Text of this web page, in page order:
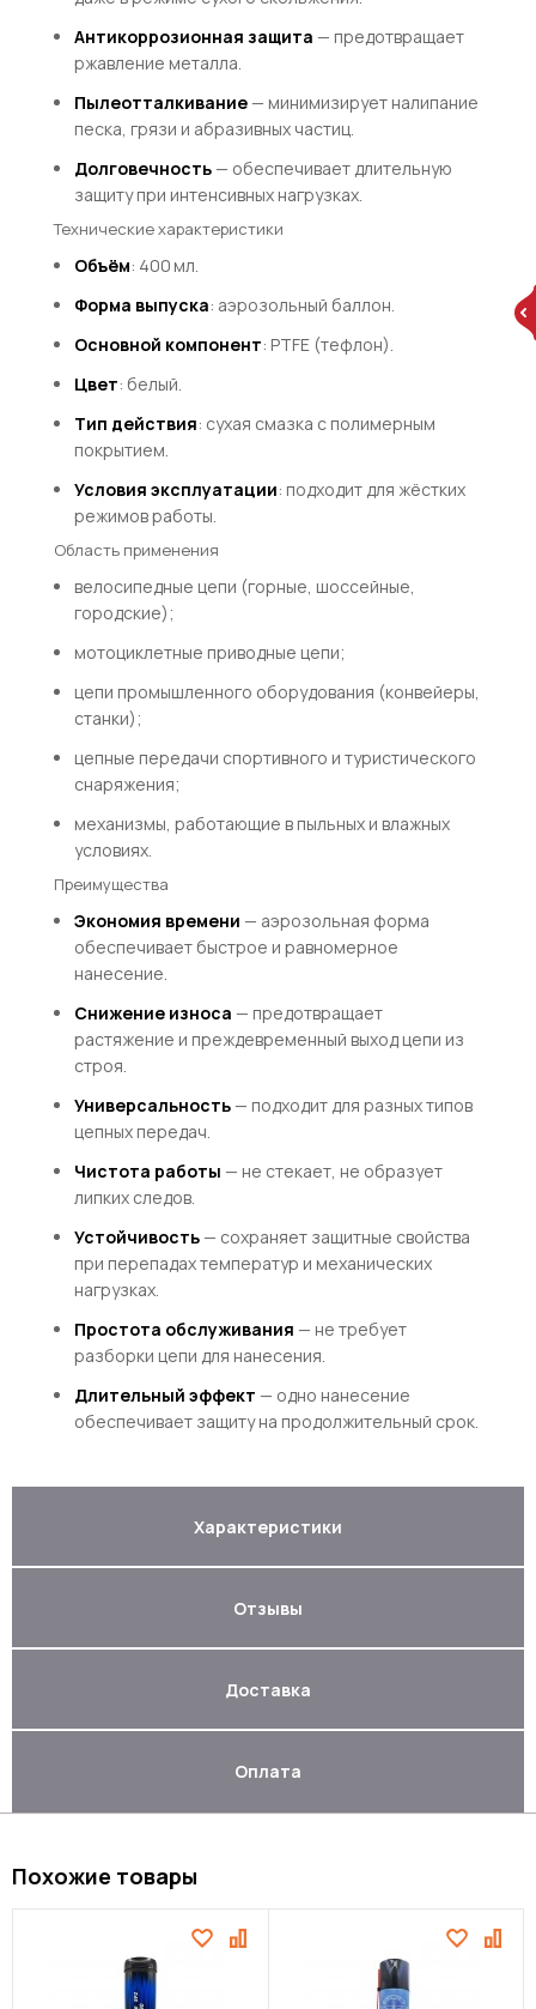
Антикоррозионная защита — предотвращает
ржавление металла.
Пылеотталкивание— минимизирует налипание
песка, грязи и абразивных частиц.
Долговечность— обеспечивает длительную
защиту при интенсивных нагрузках.
Технические характеристики
Объём: 400 мл.
Форма выпуска: аэрозольный баллон.
Основной компонент: PTFE (тефлон).
Цвет: белый.
Тип действия: сухая смазка с полимерным
покрытием.
Условия эксплуатации: подходит для жёстких
режимов работы.
Область применения
велосипедные цепи (горные, шоссейные,
городские);
мотоциклетные приводные цепи;
цепи промышленного оборудования (конвейеры,
станки);
цепные передачи спортивного и туристического
снаряжения;
механизмы, работающие в пыльных и влажных
условиях.
Преимущества
Экономия времени — аэрозольная форма
обеспечивает быстрое и равномерное
нанесение.
Снижение износа — предотвращает
растяжение и преждевременный выход цепи из
строя.
Универсальность— подходит для разных типов
цепных передач.
Чистота работы — не стекает, не образует
липких следов.
Устойчивость— сохраняет защитные свойства
при перепадах температур и механических
нагрузках.
Простота обслуживания — не требует
разборки цепи для нанесения.
Длительный эффект — одно нанесение
обеспечивает защиту на продолжительный срок.
Характеристики
Отзывы
Доставка
Оплата
Похожие товары